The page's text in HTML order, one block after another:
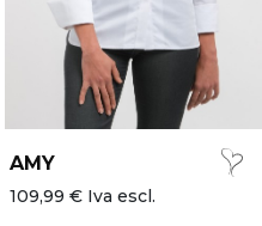
AMY
109,99 € Iva escl.